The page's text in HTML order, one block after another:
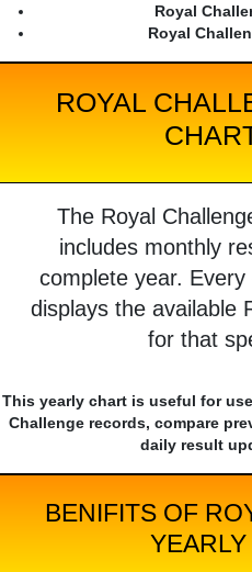
Royal
Royal
ROYAL
The Royal
includes monthly
complete year.
displays the available
for that
This yearly chart is useful for
Challenge records, compare
daily result
BENIFITS OF